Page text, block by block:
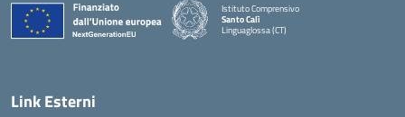
Istituto Comprensivo
Santo Calì
Linguaglossa (CT)
— Visita la pagina iniziale della scuola
Link Esterni